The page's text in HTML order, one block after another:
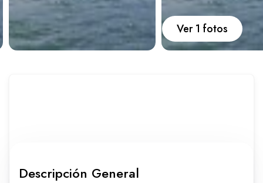
Guía de turismo Nosotros
Ver 1 fotos
Descripción General